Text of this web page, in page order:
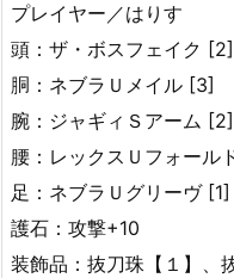
プレイヤー／はりす
頭：ザ・ボスフェイク [2]
胴：ネブラＵメイル [3]
腕：ジャギィＳアーム [2]
腰：レックスＵフォール
足：ネブラＵグリーヴ [1]
護石：攻撃+10
装飾品：抜刀珠【１】、